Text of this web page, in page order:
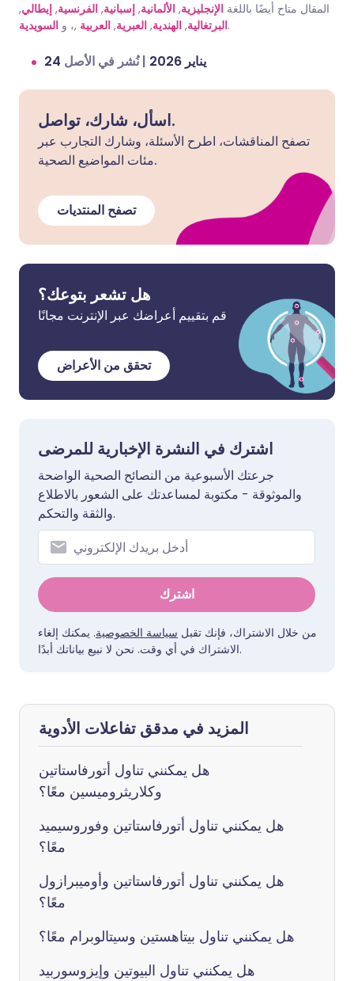
المقال متاح أيضًا باللغة الإنجليزية, الألمانية, إسبانية, الفرنسية, إيطالي,
البرتغالية, الهندية, العبرية, العربية ,، و السويدية .
24 يناير 2026 |نُشر في الأصل
اسأل، شارك، تواصل.
تصفح المناقشات، اطرح الأسئلة، وشارك التجارب عبر
مئات المواضيع الصحية.
تصفح المنتديات
هل تشعر بتوعك؟
قم بتقييم أعراضك عبر الإنترنت مجانًا
تحقق من الأعراض
اشترك في النشرة الإخبارية للمرضى
جرعتك الأسبوعية من النصائح الصحية الواضحة
والموثوقة - مكتوبة لمساعدتك على الشعور بالاطلاع
والثقة والتحكم.
اشترك
من خلال الاشتراك، فإنك تقبل سياسة الخصوصية. يمكنك إلغاء
الاشتراك في أي وقت. نحن لا نبيع بياناتك أبدًا.
المزيد في مدقق تفاعلات الأدوية
هل يمكنني تناول أتورفاستاتين
وكلاريثروميسين معًا؟
هل يمكنني تناول أتورفاستاتين وفوروسيميد
معًا؟
هل يمكنني تناول أتورفاستاتين وأوميبرازول
معًا؟
هل يمكنني تناول بيتاهستين وسيتالوبرام معًا؟
هل يمكنني تناول البيوتين وإيزوسوربيد